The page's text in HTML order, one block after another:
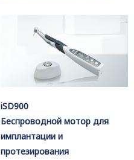
iSD900
Беспроводной мотор для
имплантации и
протезирования